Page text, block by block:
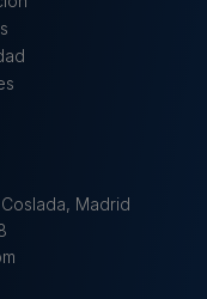
de
los datos
así como
serán
así como
y
y
de
Madrid